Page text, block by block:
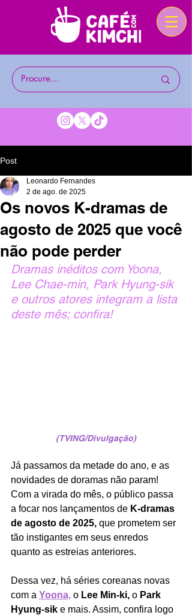
Post
Os novos K-dramas de
agosto de 2025 que você
não pode perder
Leonardo Fernandes
2 de ago. de 2025
Dramas inéditos com Yoona,
Lee Chae-min, Park Hyung-sik
e outros atores integram a lista
deste mês; confira!
(TVING/Divulgação)
Já passamos da metade do ano, e as
novidades de doramas não param!
Com a virada do mês, o público passa
a focar nos lançamentos de K-dramas
de agosto de 2025, que prometem ser
tão instigantes em seus enredos
quanto as estreias anteriores.
Dessa vez, há séries coreanas novas
com a Yoona, o Lee Min-ki, o Park
Hyung-sik e mais. Assim, confira logo